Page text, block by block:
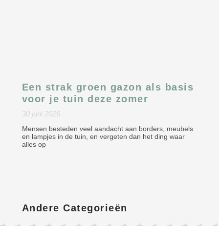
Een strak groen gazon als basis
voor je tuin deze zomer
30 juni 2026
Mensen besteden veel aandacht aan borders, meubels
en lampjes in de tuin, en vergeten dan het ding waar
alles op
Andere Categorieën